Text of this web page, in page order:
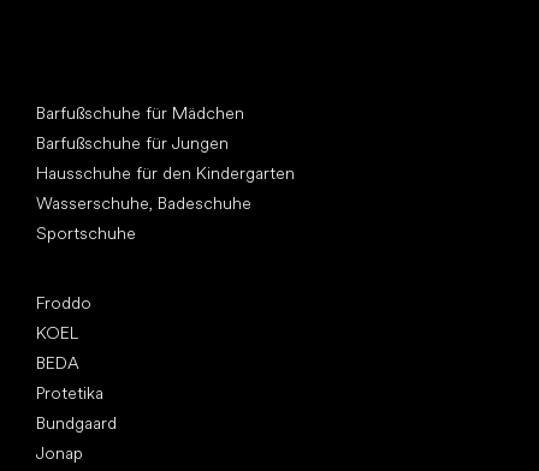
Barfußschuhe für Mädchen
Barfußschuhe für Jungen
Hausschuhe für den Kindergarten
Wasserschuhe, Badeschuhe
Sportschuhe
Froddo
KOEL
BEDA
Protetika
Bundgaard
Jonap